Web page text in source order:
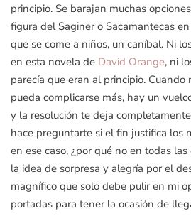
principio. Se barajan muchas
figura del Saginer o Sacamantecas
que se come a niños, un caníbal. Ni
en esta novela de David Orange, ni
parecía que eran al principio. Cuando
pueda complicarse más, hay un
y la resolución te deja
hace preguntarte si el fin justifica los
en ese caso, ¿por qué no en todas
la idea de sorpresa y alegría por el
magnífico que solo debe pulir en mi
portadas para tener la ocasión de